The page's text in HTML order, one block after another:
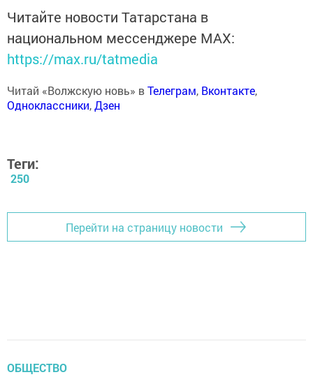
Читайте новости Татарстана в
национальном мессенджере MАХ:
https://max.ru/tatmedia
Читай «Волжскую новь» вТелеграм, Вконтакте,
Одноклассники,Дзен
Теги:
250
Перейти на страницу новости
ОБЩЕСТВО